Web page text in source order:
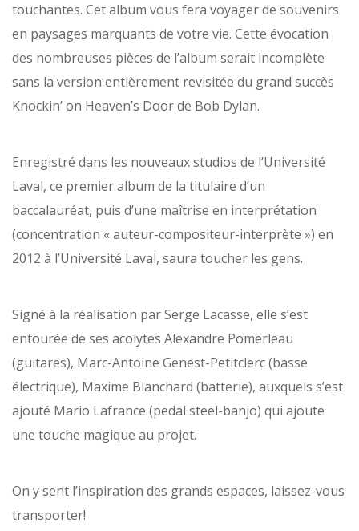
touchantes. Cet album vous fera voyager de souvenirs
en paysages marquants de votre vie. Cette évocation
des nombreuses pièces de l’album serait incomplète
sans la version entièrement revisitée du grand succès
Knockin’ on Heaven’s Door de Bob Dylan.
Enregistré dans les nouveaux studios de l’Université
Laval, ce premier album de la titulaire d’un
baccalauréat, puis d’une maîtrise en interprétation
(concentration « auteur-compositeur-interprète ») en
2012 à l’Université Laval, saura toucher les gens.
Signé à la réalisation par Serge Lacasse, elle s’est
entourée de ses acolytes Alexandre Pomerleau
(guitares), Marc-Antoine Genest-Petitclerc (basse
électrique), Maxime Blanchard (batterie), auxquels s’est
ajouté Mario Lafrance (pedal steel-banjo) qui ajoute
une touche magique au projet.
On y sent l’inspiration des grands espaces, laissez-vous
transporter!